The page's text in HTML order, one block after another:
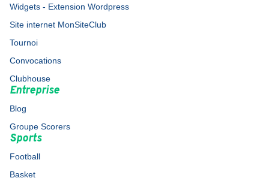
Widgets - Extension Wordpress
Site internet MonSiteClub
Tournoi
Convocations
Clubhouse
Entreprise
Blog
Groupe Scorers
Sports
Football
Basket